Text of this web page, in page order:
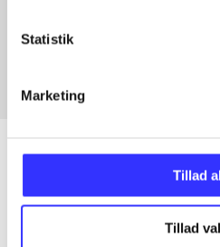
Statistik
Marketing
Tillad
Tillad
Artikler
Alle registrerede artikler